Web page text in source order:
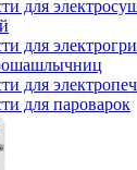
для
для
для
для пароварок